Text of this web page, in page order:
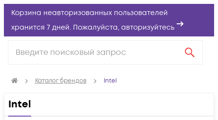
Корзина неавторизованных пользователей
хранится 7 дней. Пожалуйста, авторизуйтесь
Каталог брендов Intel
Intel